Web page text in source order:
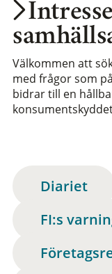
Välkommen att
med frågor som
bidrar till en
Diariet
FI:s